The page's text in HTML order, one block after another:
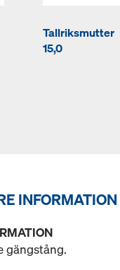
Tallriksmutter
15,0
INFORMATION
gängstång.